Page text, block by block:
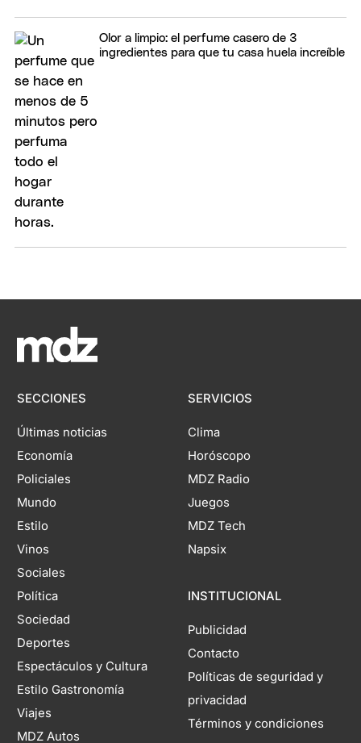
Olor a limpio: el perfume casero de 3
ingredientes para que tu casa huela increíble
SECCIONES
Últimas noticias
Economía
Policiales
Mundo
Estilo
Vinos
Sociales
Política
Sociedad
Deportes
Espectáculos y Cultura
Estilo Gastronomía
Viajes
MDZ Autos
SERVICIOS
Clima
Horóscopo
MDZ Radio
Juegos
MDZ Tech
Napsix
INSTITUCIONAL
Publicidad
Contacto
Políticas de seguridad y
privacidad
Términos y condiciones